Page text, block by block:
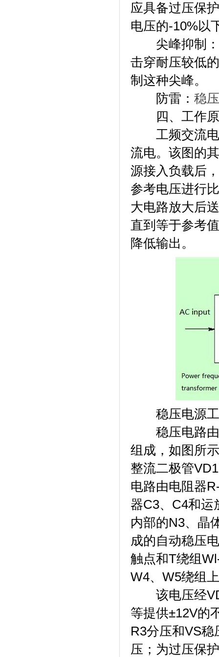
应具备过压保
电压的-10%以
尖峰抑制：
击穿耐压较低
制这种尖峰。
防雷： 稳
四、工作
工频交流电
流电。该图的
源接入负载后
参考电压进行
大电路放大后
直到等于参考
降低输出。
稳压电源工
稳压电路由
组成，如图所
整流二极管
电路由电阻器
器C3、C4和运
内部的N3、晶
成的自动稳压
触点和T绕组
W4、W5绕组
该电压经
等提供±12V的
R3分压和VS
压；为过压保